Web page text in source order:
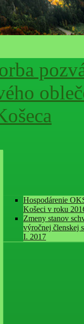
Hospodárenie
Košeci v roku
Zmeny stanov
výročnej členskej
I. 2017